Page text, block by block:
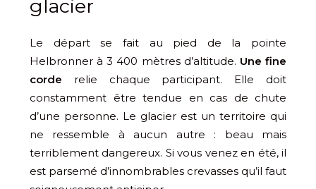
glacier
Le départ se fait au pied de la pointe
Helbronner à 3 400 mètres d’altitude. Une fine
corde relie chaque participant. Elle doit
constamment être tendue en cas de chute
d’une personne. Le glacier est un territoire qui
ne ressemble à aucun autre : beau mais
terriblement dangereux. Si vous venez en été, il
est parsemé d’innombrables crevasses qu’il faut